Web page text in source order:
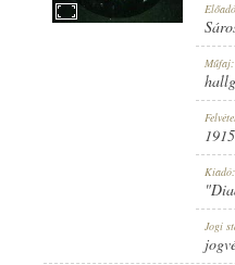
Műfaj:
Kiadó:
Jogi